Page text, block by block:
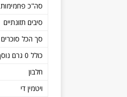
סה"כ פחמימות
סיבים תזונתיים
סך הכל סוכרים
כולל 0 גרם נוסף סוכרים
חלבון
ויטמין די